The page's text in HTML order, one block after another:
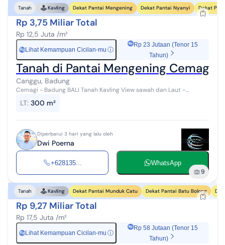
Tanah Kavling Dekat Pantai Mengening Dekat Pantai Nyanyi Dekat
Rp 3,75 Miliar Total
Rp 12,5 Juta /m²
Rp Lihat Kemampuan Cicilan-mu ⓘ
Rp 23 Jutaan (Tenor 15
Tahun)
Tanah di Pantai Mengening Cemagi
Canggu, Badung
Cemagi - Badung BALI Tanah Kavling View sawah dan Laut -
2 Luas 288m² ( ...
LT: 300 m²
Diperbarui 3 hari yang lalu oleh
Dwi Poerna
+628135... WhatsApp
9
Tanah Kavling Dekat Pantai Munduk Catu Dekat Pantai Batu Bolong
Rp 9,27 Miliar Total
Rp 17,5 Juta /m²
Rp Lihat Kemampuan Cicilan-mu ⓘ
Rp 58 Jutaan (Tenor 15
Tahun)